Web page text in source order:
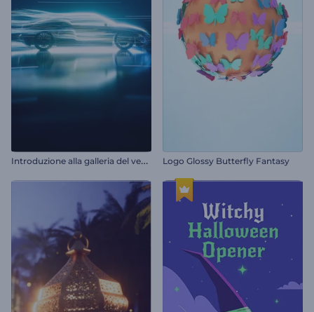
I
ntroduzione alla galleria del vento per il settore automobilistico Logo Glossy Butterfly Fantasy